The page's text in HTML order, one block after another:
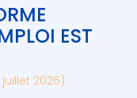
EST
2026)